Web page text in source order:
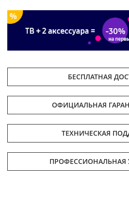
БЕСПЛАТНАЯ
ОФИЦИАЛЬНАЯ
ТЕХНИЧЕСКАЯ
ПРОФЕССИОНАЛЬНАЯ